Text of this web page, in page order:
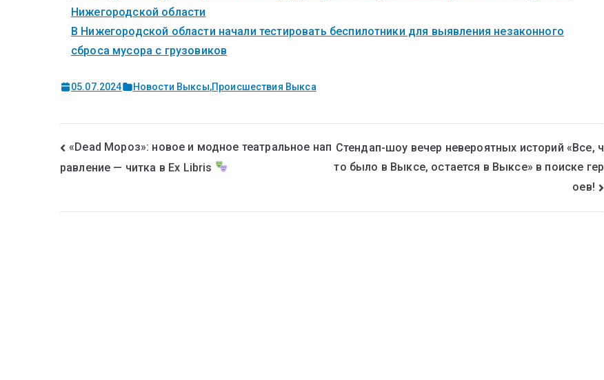
Нижегородской области
В Нижегородской области начали тестировать беспилотники для выявления незаконного
сброса мусора с грузовиков
05.07.2024 Новости Выксы,Происшествия Выкса
«Dead Мороз»: новое и модное театральное нап
равление — читка в Ex Libris
Стендап-шоу вечер невероятных историй «Все, ч
то было в Выксе, остается в Выксе» в поиске гер
оев!